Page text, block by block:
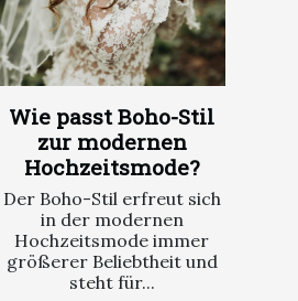
Wie passt Boho-Stil
zur modernen
Hochzeitsmode?
Der Boho-Stil erfreut sich
in der modernen
Hochzeitsmode immer
größerer Beliebtheit und
steht für...